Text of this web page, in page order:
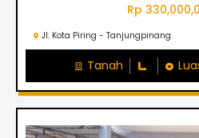
Rp
Jl. Kota Piring - Tanjungpinang
Tanah